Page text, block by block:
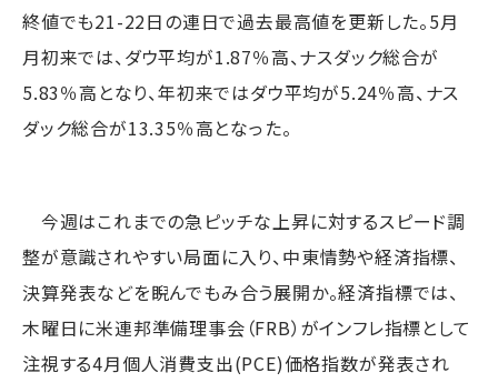
終値でも21-22日の連日で過去最高値を更新した。5月
月初来では、ダウ平均が1.87％高、ナスダック総合が
5.83％高となり、年初来ではダウ平均が5.24％高、ナス
ダック総合が13.35％高となった。
今週はこれまでの急ピッチな上昇に対するスピード調
整が意識されやすい局面に入り、中東情勢や経済指標、
決算発表などを睨んでもみ合う展開か。経済指標では、
木曜日に米連邦準備理事会（FRB）がインフレ指標として
注視する4月個人消費支出(PCE)価格指数が発表され